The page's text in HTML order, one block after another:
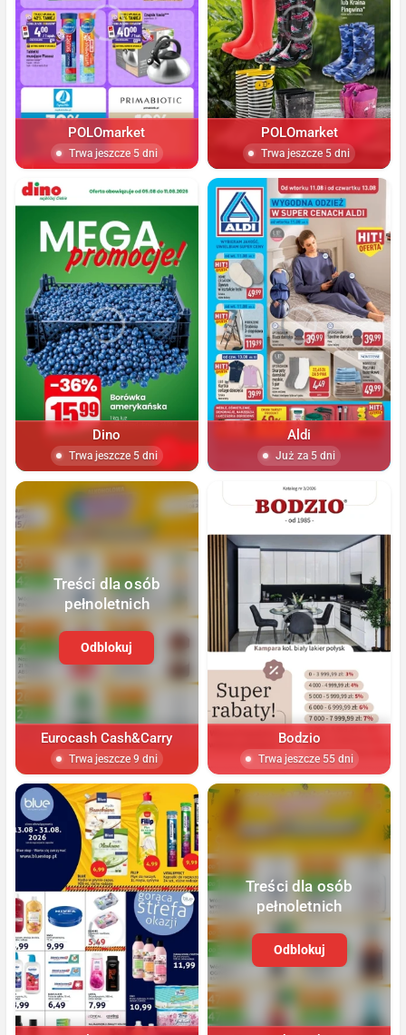
POLOmarket
Trwa jeszcze 5 dni
POLOmarket
Trwa jeszcze 5 dni
Dino
Trwa jeszcze 5 dni
Aldi
Już za 5 dni
Treści dla osób
pełnoletnich
Odblokuj
Eurocash Cash&Carry
Trwa jeszcze 9 dni
Bodzio
Trwa jeszcze 55 dni
Treści dla osób
pełnoletnich
Odblokuj